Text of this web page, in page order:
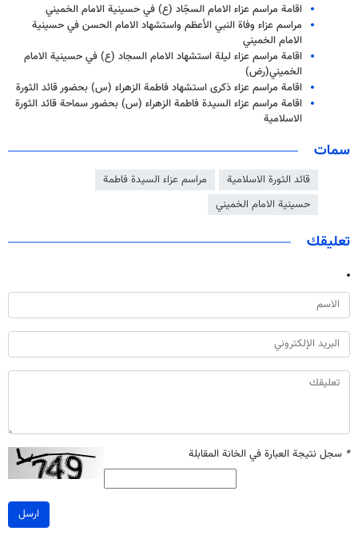
اقامة مراسم عزاء الامام السجّاد (ع) في حسينية الامام الخميني
مراسم عزاء وفاة النبي الأعظم واستشهاد الامام الحسن في حسينية
الامام الخميني
اقامة مراسم عزاء ليلة استشهاد الامام السجاد (ع) في حسينية الامام
الخميني(رض)
اقامة مراسم عزاء ذكرى استشهاد فاطمة الزهراء (س) بحضور قائد الثورة
اقامة مراسم عزاء السيدة فاطمة الزهراء (س) بحضور سماحة قائد الثورة
الاسلامية
سمات
قائد الثورة الاسلامية
مراسم عزاء السيدة فاطمة
حسينية الامام الخميني
تعليقك
* سجل نتيجة العبارة في الخانة المقابلة
ارسل